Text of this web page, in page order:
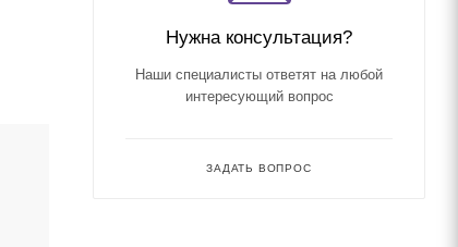
Нужна консультация?
Наши специалисты ответят на любой
интересующий вопрос
ЗАДАТЬ ВОПРОС